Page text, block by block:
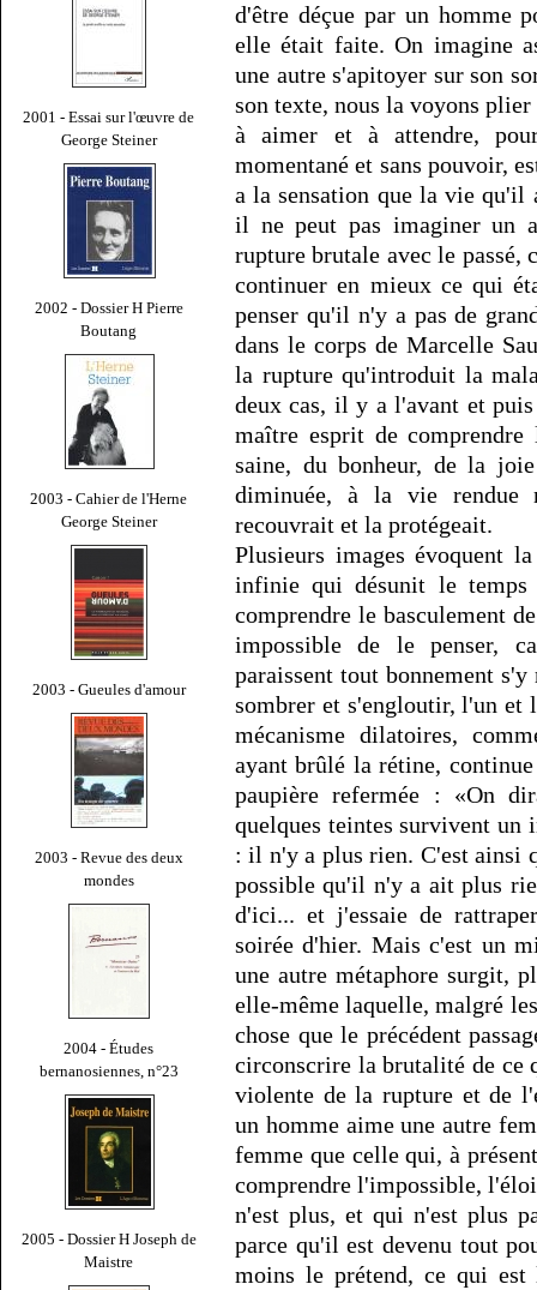
2001 - Essai sur l'œuvre de
George Steiner
2002 - Dossier H Pierre
Boutang
2003 - Cahier de l'Herne
George Steiner
2003 - Gueules d'amour
2003 - Revue des deux
mondes
2004 - Études
bernanosiennes, n°23
2005 - Dossier H Joseph de
Maistre
d'être déçue par un homme
elle était faite. On imagine
une autre s'apitoyer sur son
son texte, nous la voyons
à aimer et à attendre,
momentané et sans pouvoir,
a la sensation que la vie qu'il
il ne peut pas imaginer un
rupture brutale avec le passé,
continuer en mieux ce qui
penser qu'il n'y a pas de
dans le corps de Marcelle
la rupture qu'introduit la
deux cas, il y a l'avant et
maître esprit de
saine, du bonheur, de la
diminuée, à la vie rendue
recouvrait et la protégeait.
Plusieurs images évoquent
infinie qui désunit le
comprendre le basculement
impossible de le penser,
paraissent tout bonnement
sombrer et s'engloutir, l'un et
mécanisme dilatoires,
ayant brûlé la rétine,
paupière refermée : «On
quelques teintes survivent un
: il n'y a plus rien. C'est ainsi
possible qu'il n'y a ait plus
d'ici... et j'essaie de
soirée d'hier. Mais c'est un
une autre métaphore surgit,
elle-même laquelle, malgré
chose que le précédent
circonscrire la brutalité de ce
violente de la rupture et de
un homme aime une autre
femme que celle qui, à
comprendre l'impossible,
n'est plus, et qui n'est plus
parce qu'il est devenu tout
moins le prétend, ce qui est